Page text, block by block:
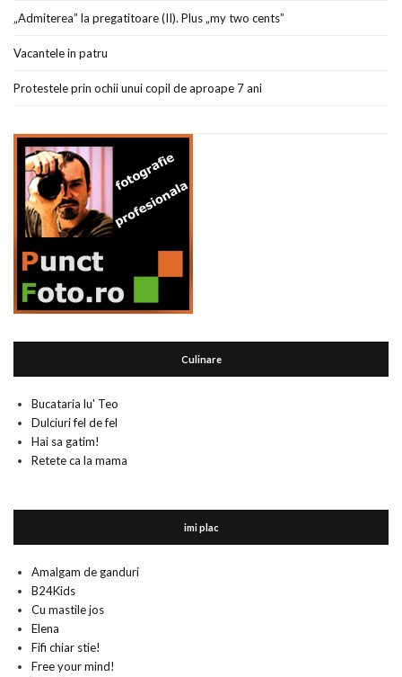
„Admiterea” la pregatitoare (II). Plus „my two cents”
Vacantele in patru
Protestele prin ochii unui copil de aproape 7 ani
Culinare
Bucataria lu' Teo
Dulciuri fel de fel
Hai sa gatim!
Retete ca la mama
imi plac
Amalgam de ganduri
B24Kids
Cu mastile jos
Elena
Fifi chiar stie!
Free your mind!